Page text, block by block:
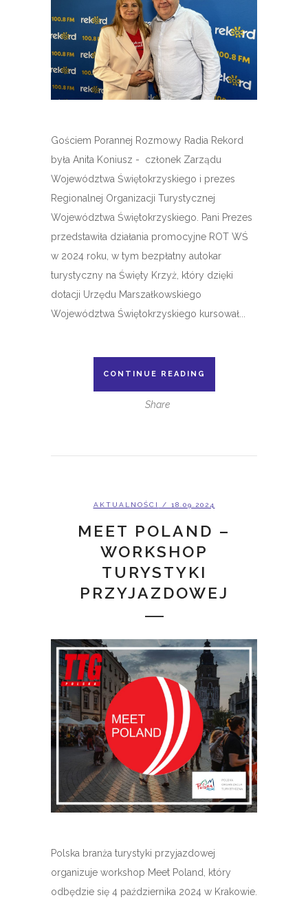
Gościem Porannej Rozmowy Radia Rekord
była Anita Koniusz - członek Zarządu
Województwa Świętokrzyskiego i prezes
Regionalnej Organizacji Turystycznej
Województwa Świętokrzyskiego. Pani Prezes
przedstawiła działania promocyjne ROT WŚ
w 2024 roku, w tym bezpłatny autokar
turystyczny na Święty Krzyż, który dzięki
dotacji Urzędu Marszałkowskiego
Województwa Świętokrzyskiego kursował...
CONTINUE READING
Share
AKTUALNOŚCI / 18.09.2024
MEET POLAND –
WORKSHOP
TURYSTYKI
PRZYJAZDOWEJ
Polska branża turystyki przyjazdowej
organizuje workshop Meet Poland, który
odbędzie się 4 października 2024 w Krakowie.